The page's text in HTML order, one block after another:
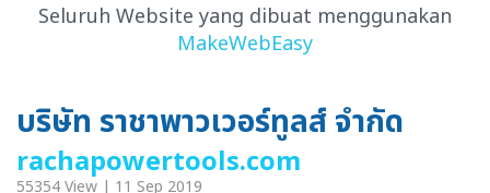
Seluruh Website yang dibuat menggunakan
MakeWebEasy
บริษัท ราชาพาวเวอร์ทูลส์ จำกัด
rachapowertools.com
55354 View | 11 Sep 2019